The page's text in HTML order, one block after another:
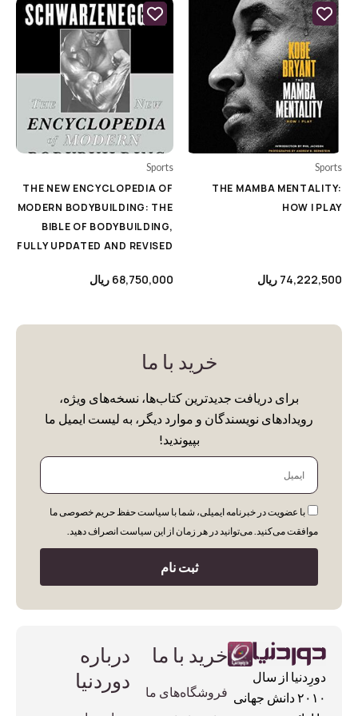
Miscellaneous
Motorbooks
Penguin
Category
Uncategorized
Animation's Art Books
Architecture
Biography
Cars & Motorcycle
Cinema, Music & Photography
Comics & Manga
Design
Fantasy Fiction
General Arts
History
Kids & Teens
Literature
Miscellaneous
Notebooks
Painting
Sports
THE MAMBA MENTALITY:
HOW I PLAY
74,222,500 ریال
Sports
THE NEW ENCYCLOPEDIA OF
MODERN BODYBUILDING: THE
BIBLE OF BODYBUILDING,
FULLY UPDATED AND REVISED
68,750,000 ریال
خرید با ما
برای دریافت جدیدترین کتاب‌ها، نسخه‌های ویژه،
رویدادهای نویسندگان و موارد دیگر، به لیست ایمیل ما
بپیوندید!
ایمیل
با عضویت در خبرنامه ایمیلی، شما با سیاست حفظ حریم خصوصی ما
موافقت می‌کنید. می‌توانید در هر زمان از این سیاست انصراف دهید.
ثبت نام
دورِدنیا از سال
۲۰۱۰ دانش جهانی
خرید با ما
فروشگاه‌های ما
درباره
دوردنیا